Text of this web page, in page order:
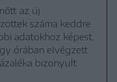
az új
száma keddre
adatokhoz képest,
órában elvégzett
bizonyult